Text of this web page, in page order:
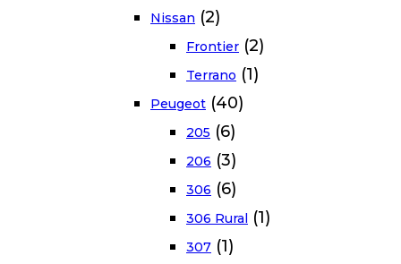
Nissan (2)
Frontier (2)
Terrano (1)
Peugeot (40)
205 (6)
206 (3)
306 (6)
306 Rural (1)
307 (1)